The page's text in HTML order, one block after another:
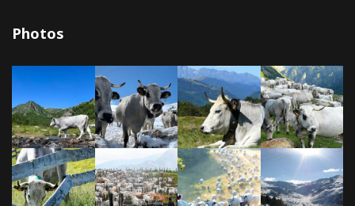
Photos